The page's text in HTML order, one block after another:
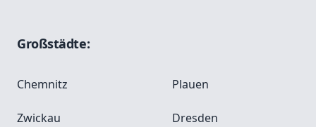
Großstädte:
Chemnitz Plauen
Zwickau Dresden